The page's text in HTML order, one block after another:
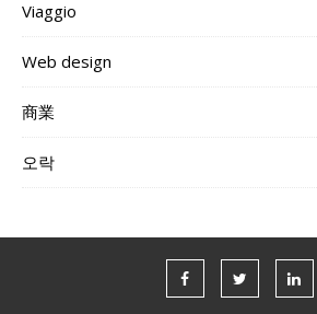
Viaggio
Web design
商業
오락